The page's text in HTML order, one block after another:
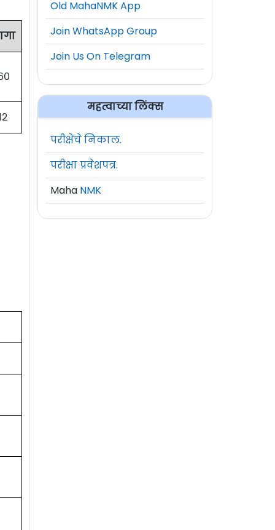
Old MahaNMK App
Join WhatsApp Group
Join Us On Telegram
महत्वाच्या लिंक्स
परीक्षेचे निकाल.
परीक्षा प्रवेशपत्र.
Maha NMK